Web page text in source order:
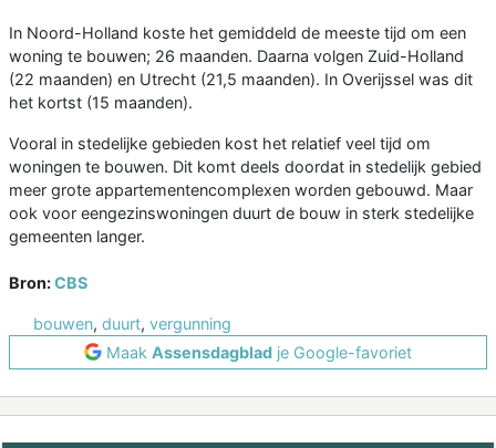
In Noord-Holland koste het gemiddeld de meeste tijd om een
woning te bouwen; 26 maanden. Daarna volgen Zuid-Holland
(22 maanden) en Utrecht (21,5 maanden). In Overijssel was dit
het kortst (15 maanden).
Vooral in stedelijke gebieden kost het relatief veel tijd om
woningen te bouwen. Dit komt deels doordat in stedelijk gebied
meer grote appartementencomplexen worden gebouwd. Maar
ook voor eengezinswoningen duurt de bouw in sterk stedelijke
gemeenten langer.
Bron:CBS
bouwen, duurt, vergunning
Maak Assensdagblad je Google-favoriet